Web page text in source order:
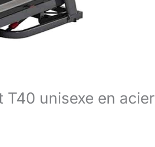
T40 unisexe en acier